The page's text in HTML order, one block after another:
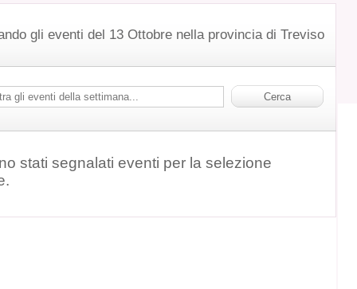
gli eventi del 13 Ottobre nella provincia di Treviso
stati segnalati eventi per la selezione